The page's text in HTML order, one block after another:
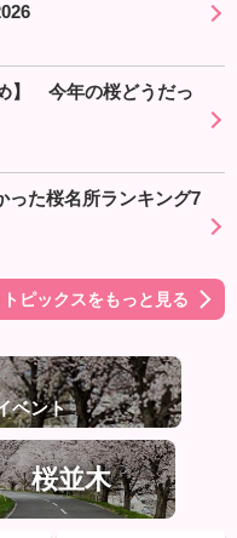
】 今年の桜どうだっ
った桜名所ランキング7
トピックスをもっと見る
ベント
桜並木